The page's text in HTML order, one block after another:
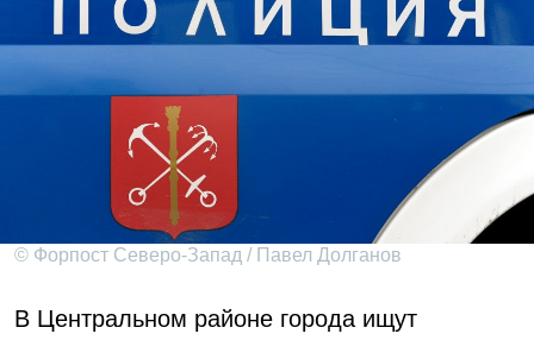
© Форпост Северо-Запад / Павел Долганов
В Центральном районе города ищут